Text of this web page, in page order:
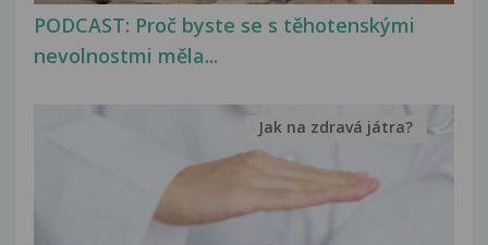
PODCAST: Proč byste se s těhotenskými
nevolnostmi měla...
Jak na zdravá játra?